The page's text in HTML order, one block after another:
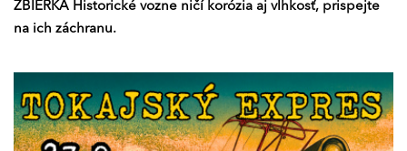
ZBIERKA Historické vozne ničí korózia aj vlhkosť, prispejte
na ich záchranu.